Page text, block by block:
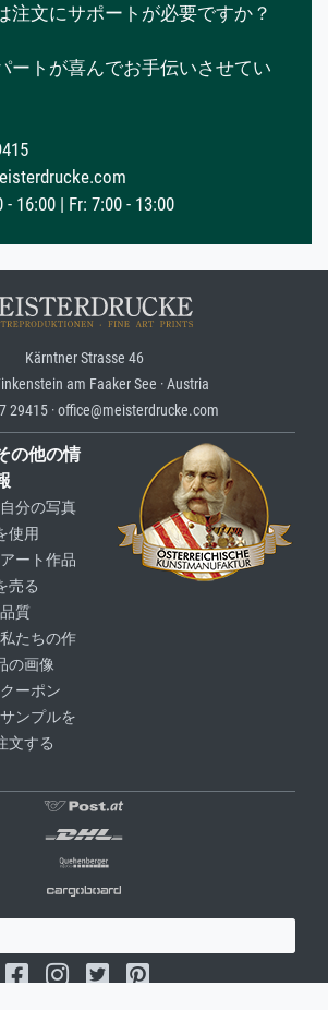
注文にサポートが必要ですか？
ートが喜んでお手伝いさせてい
- 16:00 | Fr: 7:00 - 13:00
Kärntner Strasse 46
am Faaker See · Austria
29415 · office@meisterdrucke.com
の他の情
自分の写真
使用
アート作品
売る
品質
私たちの作
の画像
クーポン
サンプルを
文する